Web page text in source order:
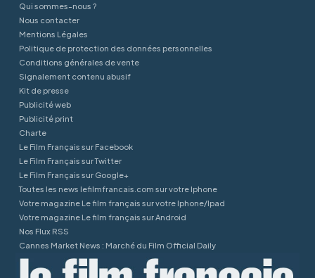
Qui sommes-nous ?
Nous contacter
Mentions Légales
Politique de protection des données personnelles
Conditions générales de vente
Signalement contenu abusif
Kit de presse
Publicité web
Publicité print
Charte
Le Film Français sur Facebook
Le Film Français sur Twitter
Le Film Français sur Google+
Toutes les news lefilmfrancais.com sur votre Iphone
Votre magazine Le film français sur votre Iphone/Ipad
Votre magazine Le film français sur Android
Nos Flux RSS
Cannes Market News : Marché du Film Official Daily